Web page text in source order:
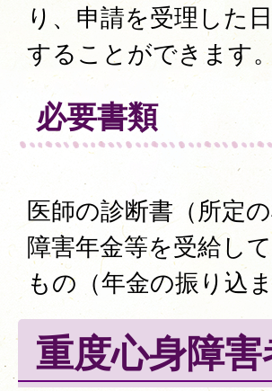
り、申請を受理した
することができます。
必要書類
医師の診断書（所定
障害年金等を受給し
もの（年金の振り込
重度心身障